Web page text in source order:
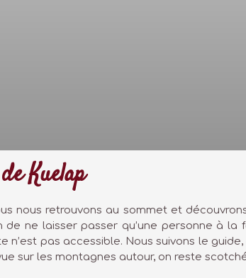
Kuelap
nous retrouvons au sommet et
ne laisser passer qu’une personne à la
pas accessible. Nous suivons le
sur les montagnes autour, on reste